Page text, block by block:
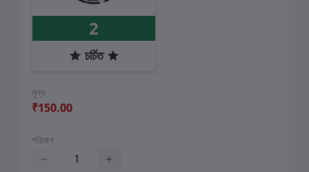
2
চর্চিত
মূল্য
₹150.00
পরিমাণ